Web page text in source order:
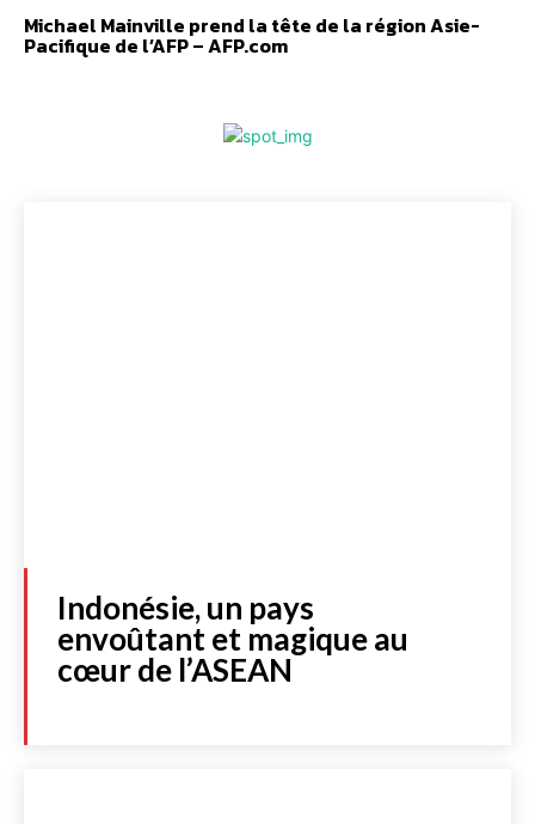
Michael Mainville prend la tête de la région Asie-
Pacifique de l’AFP – AFP.com
Indonésie, un pays
envoûtant et magique au
cœur de l’ASEAN